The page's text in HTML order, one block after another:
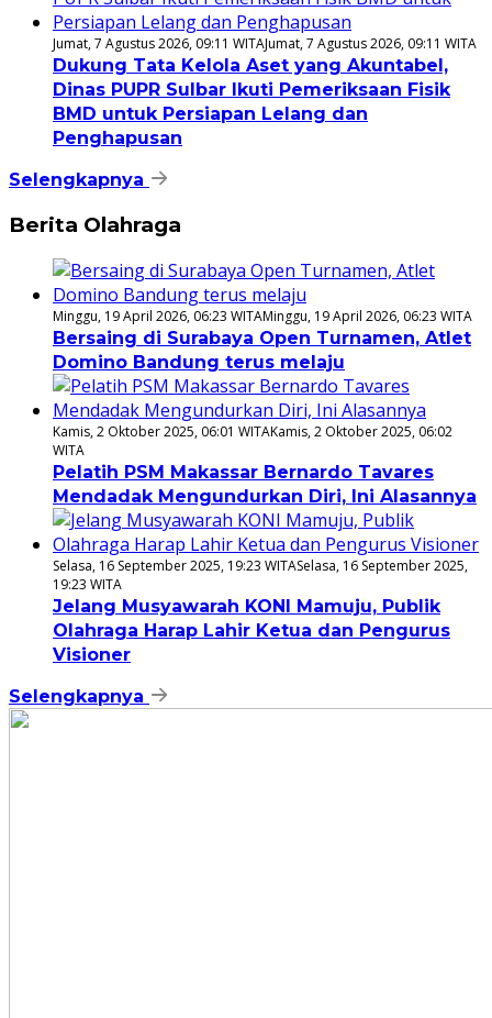
Jumat, 7 Agustus 2026, 09:11 WITAJumat, 7 Agustus 2026, 09:11 WITA
Dukung Tata Kelola Aset yang Akuntabel,
Dinas PUPR Sulbar Ikuti Pemeriksaan Fisik
BMD untuk Persiapan Lelang dan
Penghapusan
Selengkapnya
Berita Olahraga
Minggu, 19 April 2026, 06:23 WITAMinggu, 19 April 2026, 06:23 WITA
Bersaing di Surabaya Open Turnamen, Atlet
Domino Bandung terus melaju
Kamis, 2 Oktober 2025, 06:01 WITAKamis, 2 Oktober 2025, 06:02
WITA
Pelatih PSM Makassar Bernardo Tavares
Mendadak Mengundurkan Diri, Ini Alasannya
Selasa, 16 September 2025, 19:23 WITASelasa, 16 September 2025,
19:23 WITA
Jelang Musyawarah KONI Mamuju, Publik
Olahraga Harap Lahir Ketua dan Pengurus
Visioner
Selengkapnya